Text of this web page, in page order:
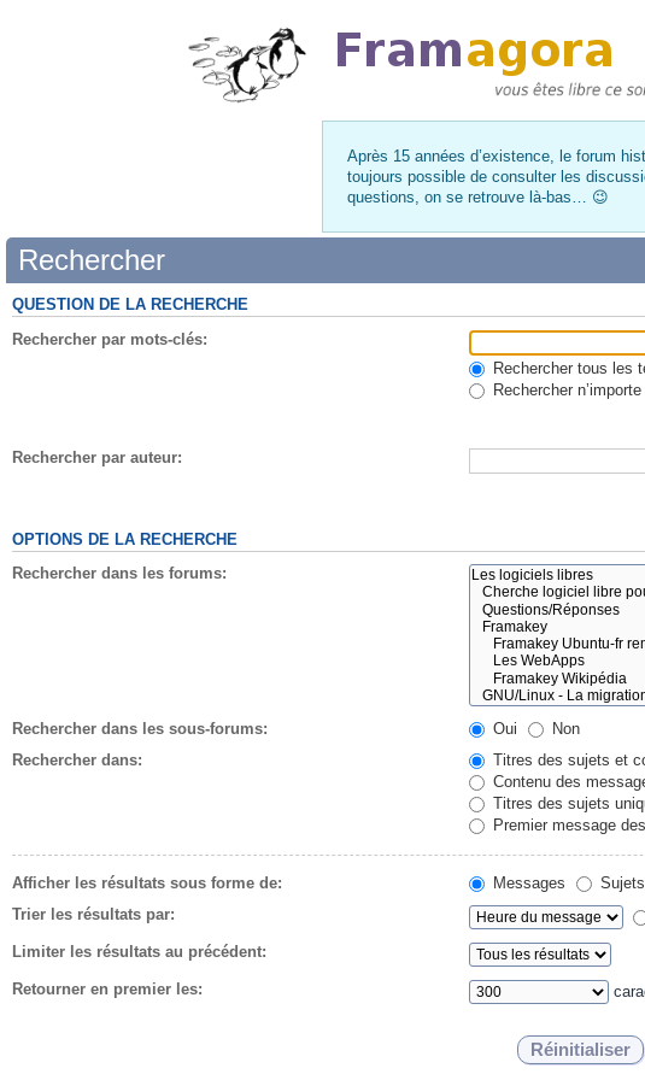
Après 15 années d’existence, le forum
toujours possible de consulter les
questions, on se retrouve là-bas… 😉
Rechercher
QUESTION DE LA RECHERCHE
Rechercher par mots-clés:
Rechercher tous les
Rechercher
Rechercher par auteur:
OPTIONS DE LA RECHERCHE
Rechercher dans les forums:
Rechercher dans les sous-forums: Oui
Non
Rechercher dans:
Titres des sujets et
Contenu des
Titres des sujets
Premier message
Afficher les résultats sous forme de: Messages
Sujets
Trier les résultats par:
Limiter les résultats au précédent:
Retourner en premier les: